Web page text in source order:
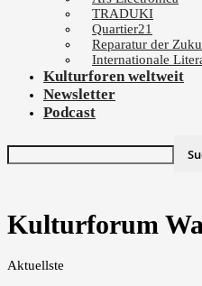
TRADUKI
Quartier21
Reparatur der
Internationale
Kulturforen weltweit
Newsletter
Podcast
Kulturforum
Aktuellste